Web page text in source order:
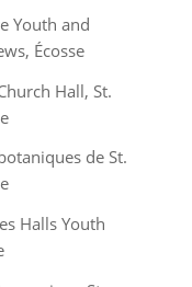
Youth and
Écosse
Hall, St.
de St.
Halls Youth